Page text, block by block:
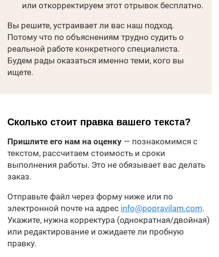
или откорректируем этот отрывок бесплатно.
Вы решите, устраивает ли вас наш подход.
Потому что по объяснениям трудно судить о
реальной работе конкретного специалиста.
Будем рады оказаться именно теми, кого вы
ищете.
Сколько стоит правка вашего текста?
Пришлите его нам на оценку — познакомимся с
текстом, рассчитаем стоимость и сроки
выполнения работы. Это не обязывает вас делать
заказ.
Отправьте файл через форму ниже или по
электронной почте на адрес info@popravilam.com.
Укажите, нужна корректура (однократная/двойная)
или редактирование и ожидаете ли пробную
правку.